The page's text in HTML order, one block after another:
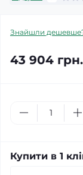
Знайшли
43 904 грн.
Купити в 1